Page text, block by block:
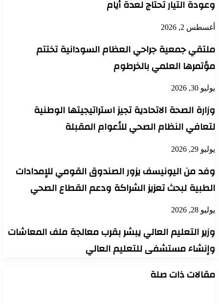
وعودة التيار تحتاج لعدة أيام
أغسطس 2, 2026
ملتقي جمعية جراحي العظام السودانية تختتم
مؤتمرها العلمي بالخرطوم
يوليو 30, 2026
وزارة الصحة الاتحادية تجيز استراتيجيتها الوطنية
لتعافي النظام الصحي للأعوام المقبلة
يوليو 29, 2026
وفد من اليونيسف يزور الصندوق القومي للإمدادات
الطبية لبحث تعزيز الشراكة ودعم القطاع الصحي
يوليو 28, 2026
وزير التعليم العالي يبشر بقرب معالجة ملف المعاشات
وإنشاء مستشفى للتعليم العالي
مقالات ذات صلة